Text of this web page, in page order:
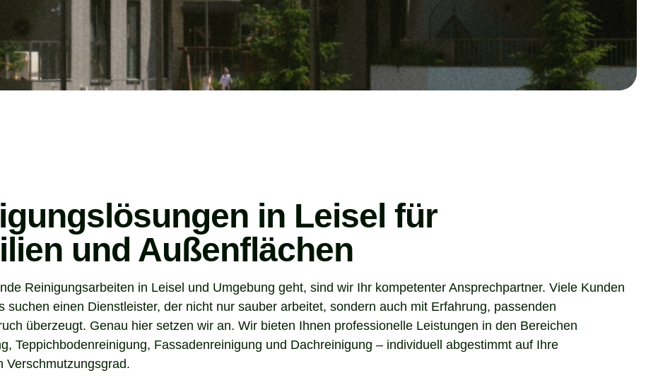
in Leisel für
und Außenflächen
Reinigungsarbeiten in Leisel und Umgebung geht, sind wir Ihr kompetenter Ansprechpartner. Viele Kunden
einen Dienstleister, der nicht nur sauber arbeitet, sondern auch mit Erfahrung, passenden
überzeugt. Genau hier setzen wir an. Wir bieten Ihnen professionelle Leistungen in den Bereichen
Teppichbodenreinigung, Fassadenreinigung und Dachreinigung – individuell abgestimmt auf Ihre
Verschmutzungsgrad.